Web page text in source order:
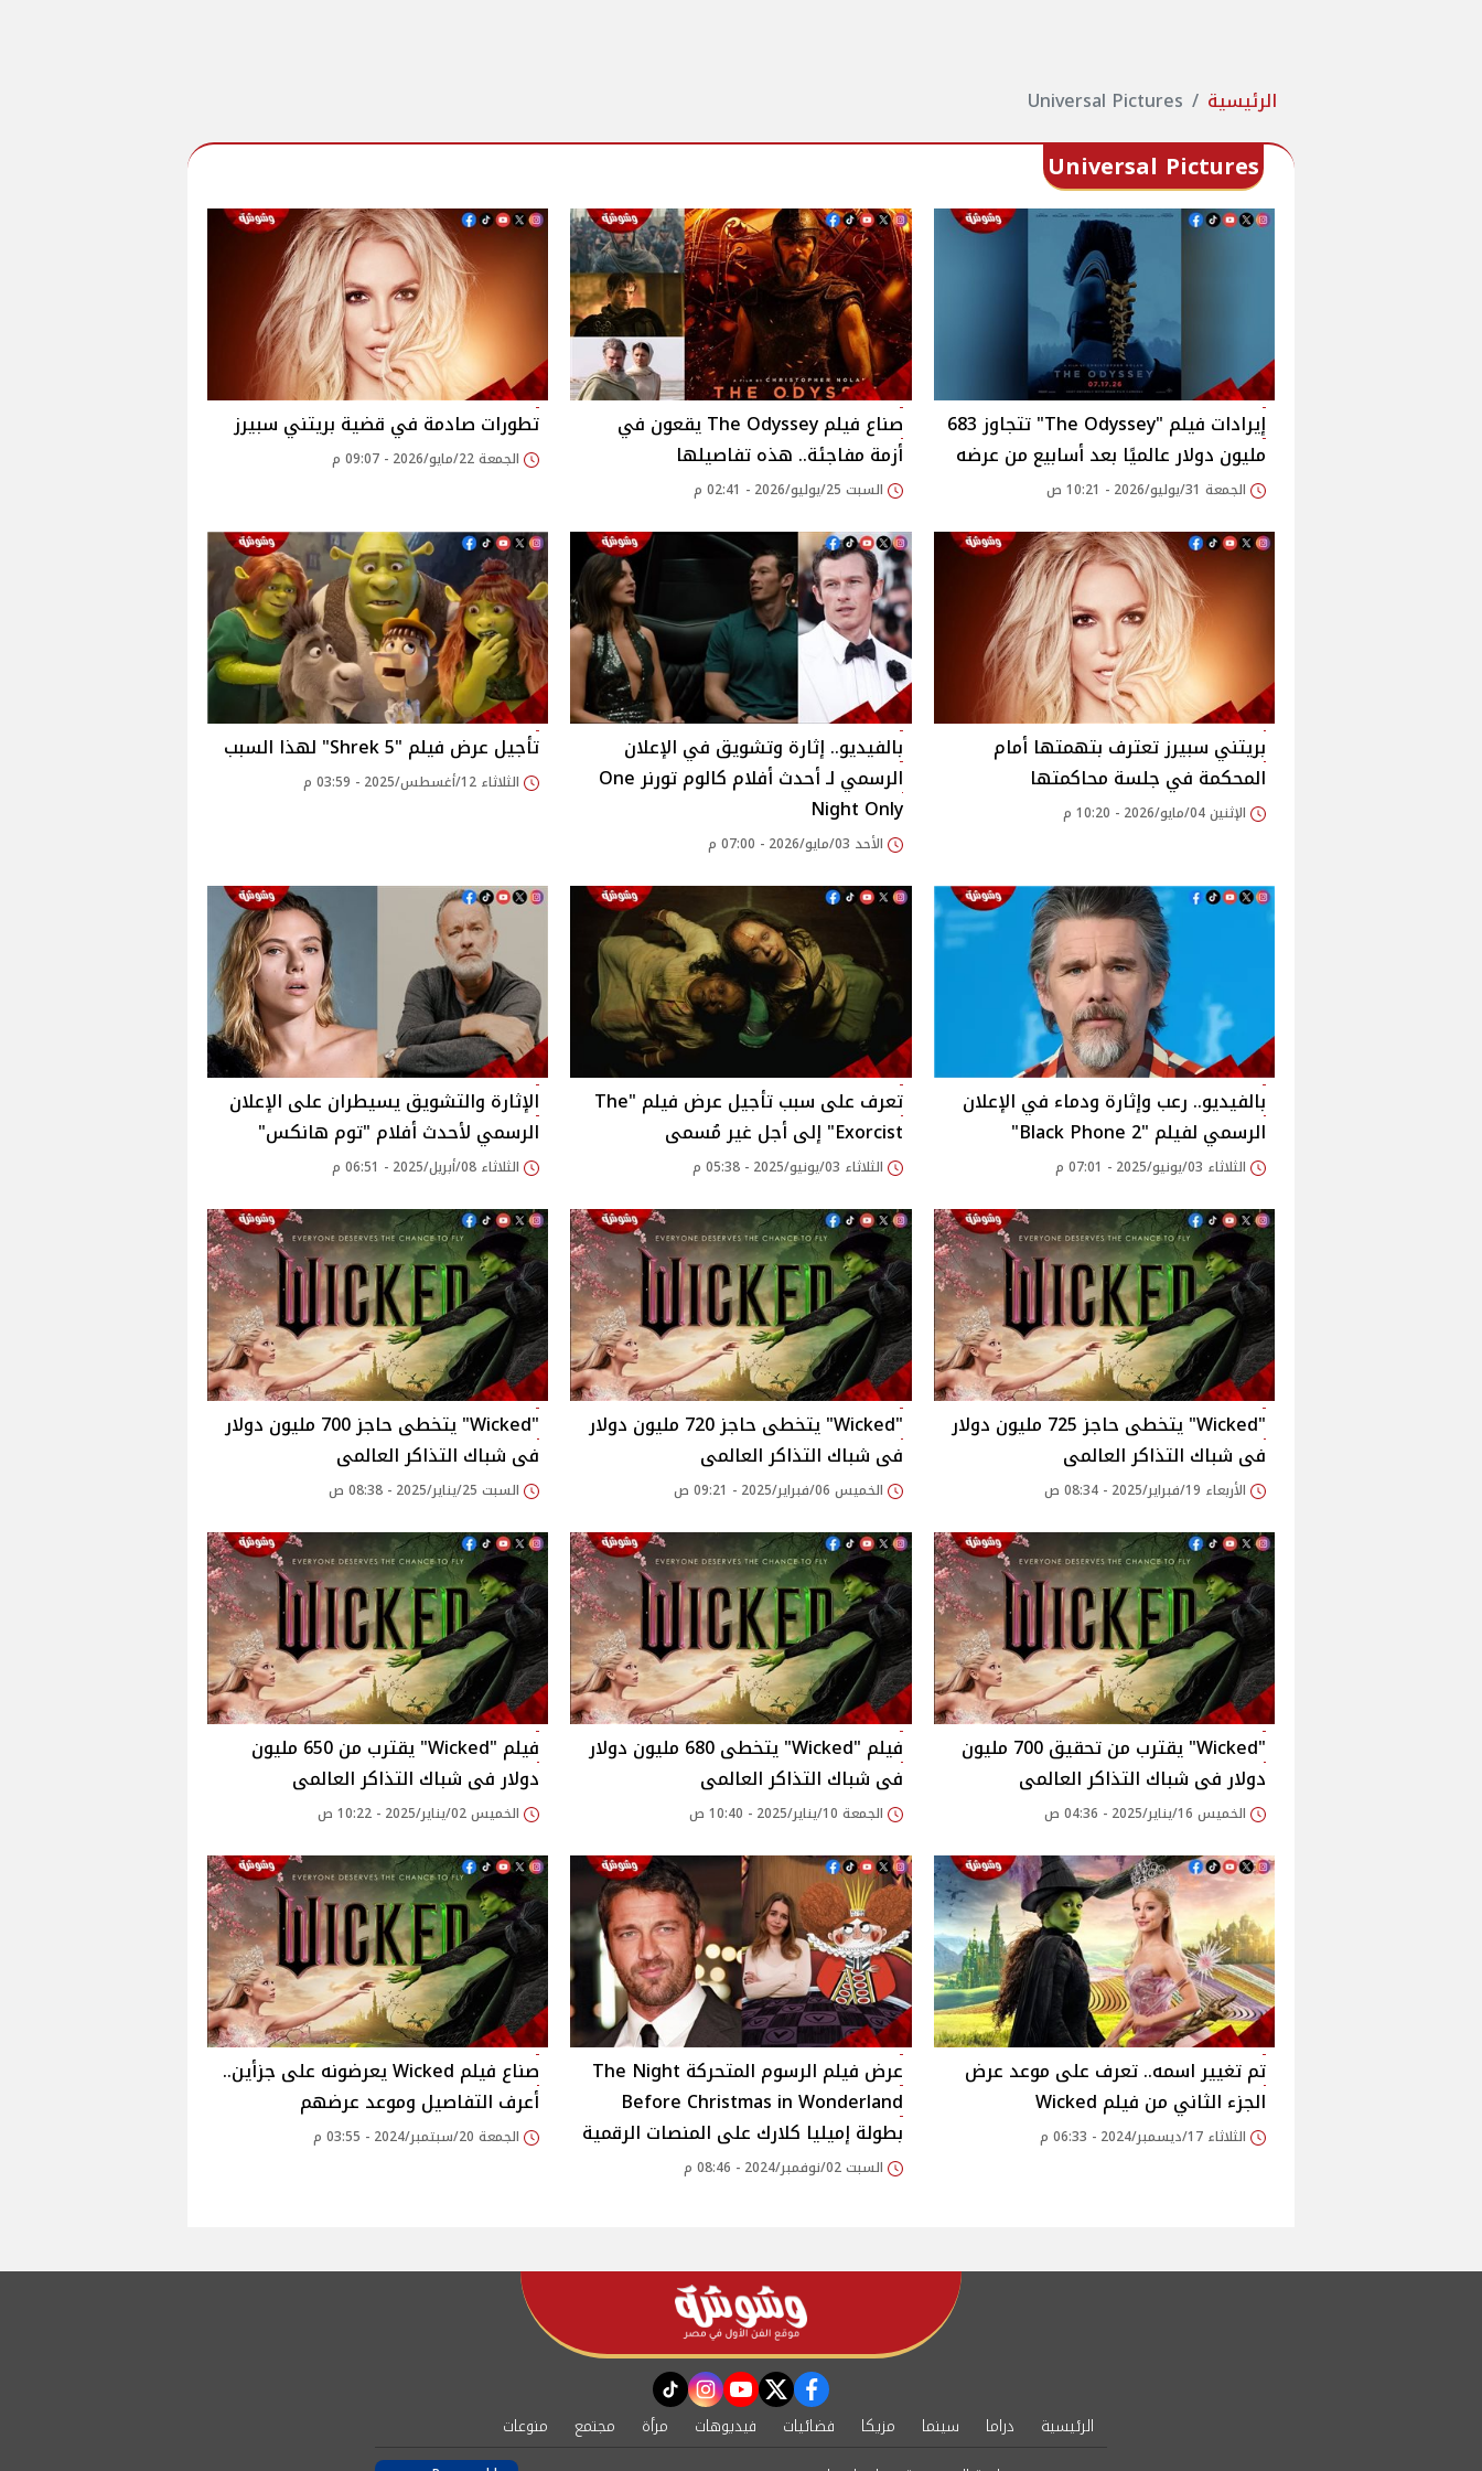
الرئيسية Universal Pictures
Universal Pictures
إيرادات فيلم "The Odyssey" تتجاوز 683
مليون دولار عالميًا بعد أسابيع من عرضه
الجمعة 31/يوليو/2026 - 10:21 ص
صناع فيلم The Odyssey يقعون في
أزمة مفاجئة.. هذه تفاصيلها
السبت 25/يوليو/2026 - 02:41 م
تطورات صادمة في قضية بريتني سبيرز
الجمعة 22/مايو/2026 - 09:07 م
بريتني سبيرز تعترف بتهمتها أمام
المحكمة في جلسة محاكمتها
الإثنين 04/مايو/2026 - 10:20 م
بالفيديو.. إثارة وتشويق في الإعلان
الرسمي لـ أحدث أفلام كالوم تورنر One
Night Only
الأحد 03/مايو/2026 - 07:00 م
تأجيل عرض فيلم "Shrek 5" لهذا السبب
الثلاثاء 12/أغسطس/2025 - 03:59 م
بالفيديو.. رعب وإثارة ودماء في الإعلان
الرسمي لفيلم "Black Phone 2"
الثلاثاء 03/يونيو/2025 - 07:01 م
تعرف على سبب تأجيل عرض فيلم "The
Exorcist" إلى أجل غير مُسمى
الثلاثاء 03/يونيو/2025 - 05:38 م
الإثارة والتشويق يسيطران على الإعلان
الرسمي لأحدث أفلام "توم هانكس"
الثلاثاء 08/أبريل/2025 - 06:51 م
"Wicked" يتخطى حاجز 725 مليون دولار
فى شباك التذاكر العالمى
الأربعاء 19/فبراير/2025 - 08:34 ص
"Wicked" يتخطى حاجز 720 مليون دولار
فى شباك التذاكر العالمى
الخميس 06/فبراير/2025 - 09:21 ص
"Wicked" يتخطى حاجز 700 مليون دولار
فى شباك التذاكر العالمى
السبت 25/يناير/2025 - 08:38 ص
"Wicked" يقترب من تحقيق 700 مليون
دولار فى شباك التذاكر العالمى
الخميس 16/يناير/2025 - 04:36 ص
فيلم "Wicked" يتخطى 680 مليون دولار
فى شباك التذاكر العالمى
الجمعة 10/يناير/2025 - 10:40 ص
فيلم "Wicked" يقترب من 650 مليون
دولار فى شباك التذاكر العالمى
الخميس 02/يناير/2025 - 10:22 ص
تم تغيير اسمه.. تعرف على موعد عرض
الجزء الثاني من فيلم Wicked
الثلاثاء 17/ديسمبر/2024 - 06:33 م
عرض فيلم الرسوم المتحركة The Night
Before Christmas in Wonderland
بطولة إميليا كلارك على المنصات الرقمية
السبت 02/نوفمبر/2024 - 08:46 م
صناع فيلم Wicked يعرضونه على جزأين..
أعرف التفاصيل وموعد عرضهم
الجمعة 20/سبتمبر/2024 - 03:55 م
facebook
twitter
youtube
instagram
tiktok
الرئيسية دراما سينما مزيكا فضائيات فيديوهات مرأة مجتمع
منوعات